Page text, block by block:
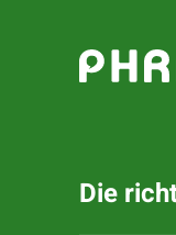
Zum
Die